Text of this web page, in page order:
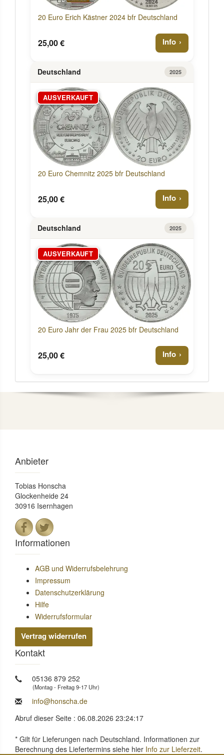
20 Euro Erich Kästner 2024 bfr Deutschland
25,00 € Info
Deutschland 2025
AUSVERKAUFT
20 Euro Chemnitz 2025 bfr Deutschland
25,00 € Info
Deutschland 2025
AUSVERKAUFT
20 Euro Jahr der Frau 2025 bfr Deutschland
25,00 € Info
Anbieter
Tobias Honscha
Glockenheide 24
30916 Isernhagen
Informationen
AGB und Widerrufsbelehrung
Impressum
Datenschutzerklärung
Hilfe
Widerrufsformular
Vertrag widerrufen
Kontakt
05136 879 252
(Montag - Freitag 9-17 Uhr)
info@honscha.de
Abruf dieser Seite : 06.08.2026 23:24:17
* Gilt für Lieferungen nach Deutschland. Informationen zur
Berechnung des Liefertermins siehe hier Info zur Lieferzeit.